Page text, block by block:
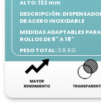
ALTO: 132 mm
DESCRIPCIÓN:
DE ACERO INOXIDABLE
MEDIDAS ADAPTABLES PARA
ROLLOS DE 8'' A 18''
PESO TOTAL:3.6 KG